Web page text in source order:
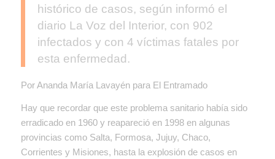
histórico de casos, según informó el
diario La Voz del Interior, con 902
infectados y con 4 víctimas fatales por
esta enfermedad.
Por Ananda María Lavayén para El Entramado
Hay que recordar que este problema sanitario había sido
erradicado en 1960 y reapareció en 1998 en algunas
provincias como Salta, Formosa, Jujuy, Chaco,
Corrientes y Misiones, hasta la explosión de casos en